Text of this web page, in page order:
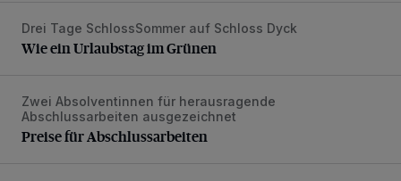
Wie ein Urlaubstag im Grünen
Drei Tage SchlossSommer auf Schloss Dyck
Wie ein Urlaubstag im Grünen
Preise für Abschlussarbeiten
Zwei Absolventinnen für herausragende
Abschlussarbeiten ausgezeichnet
Preise für Abschlussarbeiten